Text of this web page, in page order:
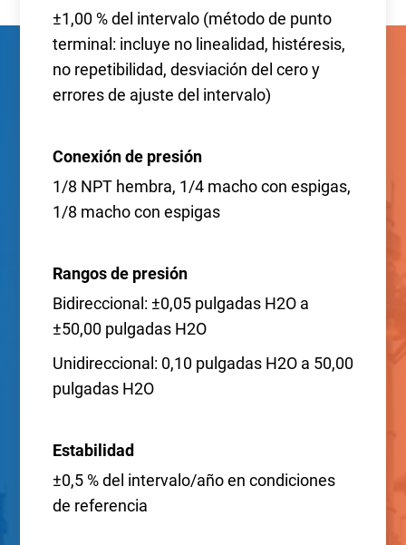
±1,00 % del intervalo (método de punto
terminal: incluye no linealidad, histéresis,
no repetibilidad, desviación del cero y
errores de ajuste del intervalo)
Conexión de presión
1/8 NPT hembra, 1/4 macho con espigas,
1/8 macho con espigas
Rangos de presión
Bidireccional: ±0,05 pulgadas H2O a
±50,00 pulgadas H2O
Unidireccional: 0,10 pulgadas H2O a 50,00
pulgadas H2O
Estabilidad
±0,5 % del intervalo/año en condiciones
de referencia